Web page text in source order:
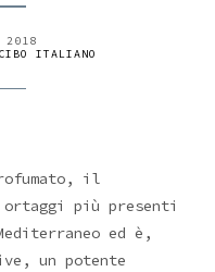
2018
ITALIANO
il
più presenti
ed è,
un potente